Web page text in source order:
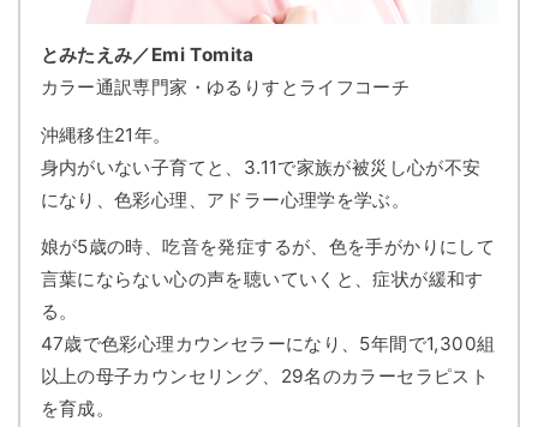
とみたえみ／Emi Tomita
カラー通訳専門家・ゆるりすとライフコーチ
沖縄移住21年。
身内がいない子育てと、3.11で家族が被災し心が不安
になり、色彩心理、アドラー心理学を学ぶ。
娘が5歳の時、吃音を発症するが、色を手がかりにして
言葉にならない心の声を聴いていくと、症状が緩和す
る。
47歳で色彩心理カウンセラーになり、5年間で1,300組
以上の母子カウンセリング、29名のカラーセラピスト
を育成。